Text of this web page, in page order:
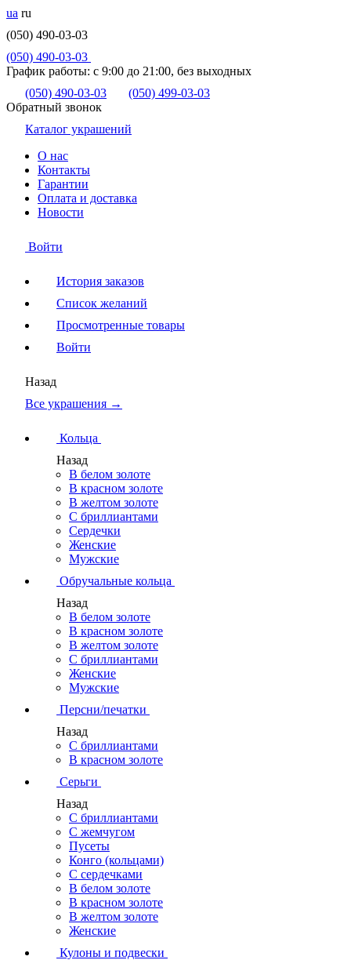
ua ru
(050) 490-03-03
(050) 490-03-03
График работы: с 9:00 до 21:00, без выходных
(050) 490-03-03
(050) 499-03-03
Обратный звонок
Каталог украшений
О нас
Контакты
Гарантии
Оплата и доставка
Новости
Войти
История заказов
Список желаний
Просмотренные товары
Войти
Назад
Все украшения →
Кольца
Назад
В белом золоте
В красном золоте
В желтом золоте
С бриллиантами
Сердечки
Женские
Мужские
Обручальные кольца
Назад
В белом золоте
В красном золоте
В желтом золоте
С бриллиантами
Женские
Мужские
Персни/печатки
Назад
С бриллиантами
В красном золоте
Серьги
Назад
С бриллиантами
С жемчугом
Пусеты
Конго (кольцами)
С сердечками
В белом золоте
В красном золоте
В желтом золоте
Женские
Кулоны и подвески